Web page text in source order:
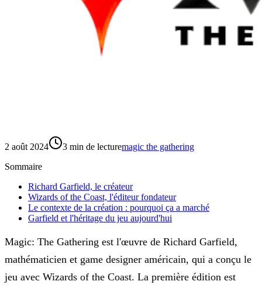
2 août 2024 3 min de lecturemagic the gathering
Sommaire
Richard Garfield, le créateur
Wizards of the Coast, l'éditeur fondateur
Le contexte de la création : pourquoi ça a marché
Garfield et l'héritage du jeu aujourd'hui
Magic: The Gathering est l'œuvre de Richard Garfield,
mathématicien et game designer américain, qui a conçu le
jeu avec Wizards of the Coast. La première édition est